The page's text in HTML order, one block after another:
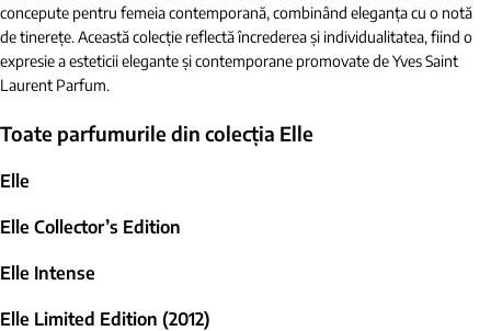
concepute pentru femeia contemporană, combinând eleganța cu o notă
de tinerețe. Această colecție reflectă încrederea și individualitatea, fiind o
expresie a esteticii elegante și contemporane promovate de Yves Saint
Laurent Parfum.
Toate parfumurile din colecția Elle
Elle
Elle Collector’s Edition
Elle Intense
Elle Limited Edition (2012)